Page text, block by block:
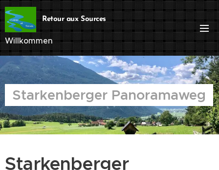
Retour aux Sources
Willkommen
Starkenberger Panoramaweg
Starkenberger